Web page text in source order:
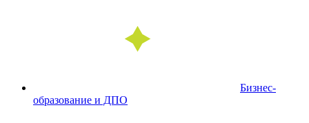
Бизнес-
образование и ДПО